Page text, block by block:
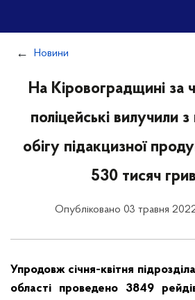
Новини
На Кіровоградщині за
поліцейські вилучили
обігу підакцизної
530 тисяч
Опубліковано 03 травня
Упродовж січня-квітня
області проведено 3849